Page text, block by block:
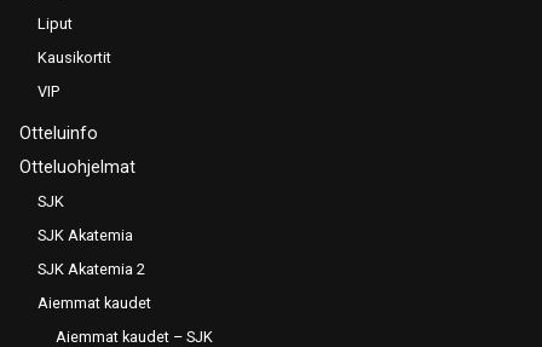
Liput
Kausikortit
VIP
Otteluinfo
Otteluohjelmat
SJK
SJK Akatemia
SJK Akatemia 2
Aiemmat kaudet
Aiemmat kaudet – SJK